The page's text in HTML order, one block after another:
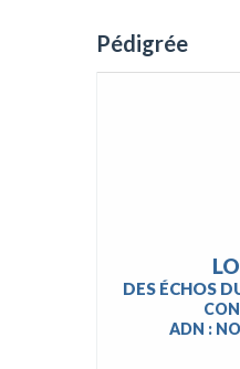
Pédigrée
DES ÉCHOS
ADN :